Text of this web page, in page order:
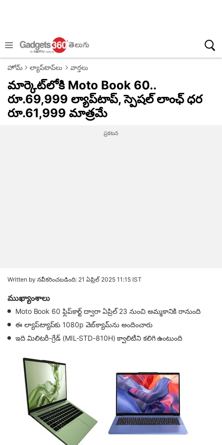
హోమ్ ల్యాప్‌టాప్‌లు వార్తలు
మార్కెట్‌లోకి Moto Book 60..
రూ.69,999 ల్యాప్‌టాప్, స్పెషల్ లాంఛ్ ధ‌ర
రూ.61,999 మాత్ర‌మే
ప్రకటన
Written by నవీకరించబడింది: 21 ఏప్రిల్ 2025 11:15 IST
ముఖ్యాంశాలు
Moto Book 60 ఫ్లిప్‌కార్ట్ ద్వారా ఏప్రిల్ 23 నుంచి అమ్మకానికి రానుంది
ఈ ల్యాప్‌ట్యాప్‌కు 1080p వెబ్‌క్యామ్‌ను అందించారు
ఇది మిలిట‌రీ-గ్రేడ్‌ (MIL-STD-810H) క్వాలిటీని క‌లిగి ఉంటుంది